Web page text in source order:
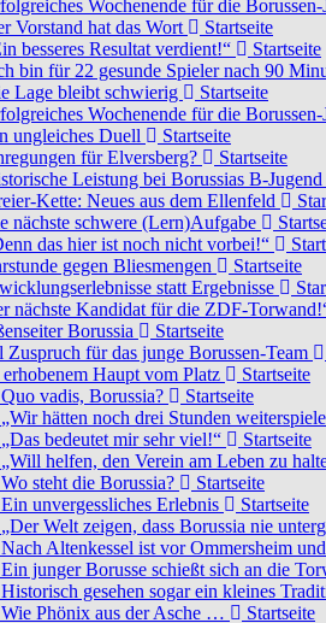
Wochenende für die Borussen-
Vorstand hat das Wort
Startseite
besseres Resultat verdient!“
Startseite
bin für 22 gesunde Spieler nach 90
Lage bleibt schwierig
Startseite
Wochenende für die Borussen-
ungleiches Duell
Startseite
für Elversberg?
Startseite
Leistung bei Borussias B-Jugend
Kette: Neues aus dem Ellenfeld
nächste schwere (Lern)Aufgabe
das hier ist noch nicht vorbei!“
gegen Bliesmengen
Startseite
statt Ergebnisse
nächste Kandidat für die ZDF-
Borussia
Startseite
Zuspruch für das junge Borussen-Team
Haupt vom Platz
Startseite
Quo vadis, Borussia?
Startseite
„Wir hätten noch drei Stunden
„Das bedeutet mir sehr viel!“
Startseite
„Will helfen, den Verein am Leben zu
Wo steht die Borussia?
Startseite
Ein unvergessliches Erlebnis
Startseite
„Der Welt zeigen, dass Borussia nie
Nach Altenkessel ist vor Ommersheim
Ein junger Borusse schießt sich an die
Historisch gesehen sogar ein kleines
Wie Phönix aus der Asche …
Startseite